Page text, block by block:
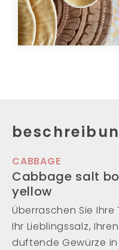
CABBAGE
Cabbage salt
yellow
Überraschen Sie
Ihr Lieblingssalz,
duftende Gewürze